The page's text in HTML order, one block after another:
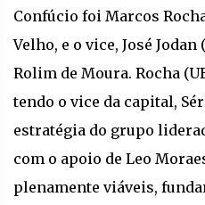
Confúcio foi Marcos
Velho, e o vice, José Jodan
Rolim de Moura. Rocha
tendo o vice da capital,
estratégia do grupo
com o apoio de Leo
plenamente viáveis,